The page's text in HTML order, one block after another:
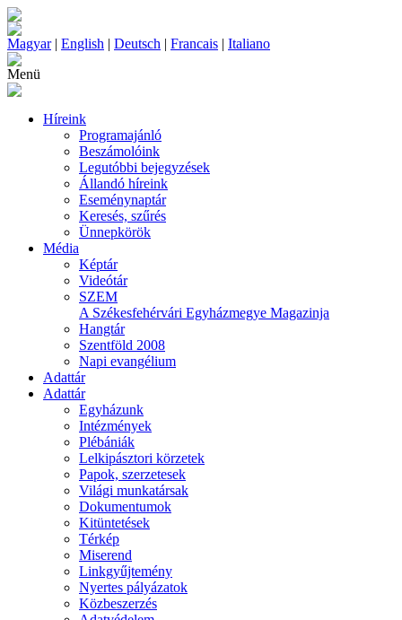
Magyar| English | Deutsch | Francais | Italiano
Menü
Híreink
Programajánló
Beszámolóink
Legutóbbi bejegyzések
Állandó híreink
Eseménynaptár
Keresés, szűrés
Ünnepkörök
Média
Képtár
Videótár
SZEM
A Székesfehérvári Egyházmegye Magazinja
Hangtár
Szentföld 2008
Napi evangélium
Adattár
Adattár
Egyházunk
Intézmények
Plébániák
Lelkipásztori körzetek
Papok, szerzetesek
Világi munkatársak
Dokumentumok
Kitüntetések
Térkép
Miserend
Linkgyűjtemény
Nyertes pályázatok
Közbeszerzés